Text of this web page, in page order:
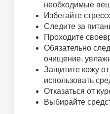
необходимые
Избегайте
Следите за
Проходите
Обязательно
очищение,
Защитите кожу
использовать
Отказаться от
Выбирайте